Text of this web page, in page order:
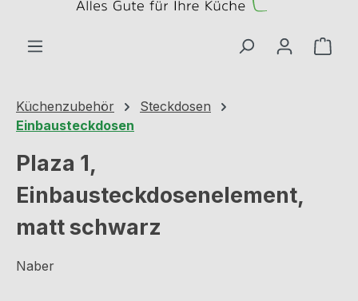
Küchenzubehör
Steckdosen
Einbausteckdosen
Plaza 1,
Einbausteckdosenelement,
matt schwarz
Naber